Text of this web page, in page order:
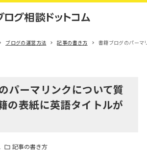
ブログの運営方法 記事の書き方 書籍ブログのパーマ
パーマリンクについて質
の表紙に英語タイトルが
記事の書き方